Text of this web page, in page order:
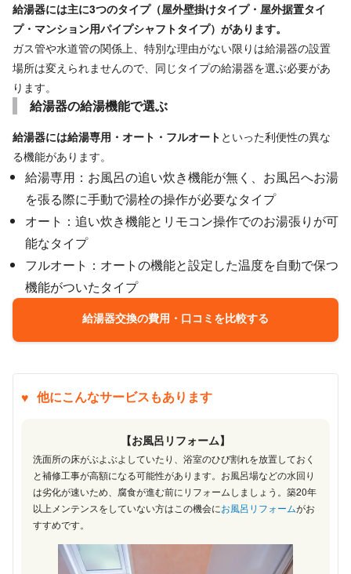
給湯器には主に3つのタイプ（屋外壁掛けタイプ・屋外据置タイ
プ・マンション用パイプシャフトタイプ）があります。
ガス管や水道管の関係上、特別な理由がない限りは給湯器の設置
場所は変えられませんので、同じタイプの給湯器を選ぶ必要があ
ります。
給湯器の給湯機能で選ぶ
給湯器には給湯専用・オート・フルオート といった利便性の異な
る機能があります。
給湯専用：お風呂の追い炊き機能が無く、お風呂へお湯
を張る際に手動で湯栓の操作が必要なタイプ
オート：追い炊き機能とリモコン操作でのお湯張りが可
能なタイプ
フルオート：オートの機能と設定した温度を自動で保つ
機能がついたタイプ
給湯器交換の費用・口コミを比較する
他にこんなサービスもあります
【お風呂リフォーム】
洗面所の床がぶよぶよしていたり、浴室のひび割れを放置しておく
と補修工事が高額になる可能性があります。お風呂場などの水回り
は劣化が速いため、腐食が進む前にリフォームしましょう。築20年
以上メンテンスをしていない方はこの機会にお風呂リフォームがお
すすめです。